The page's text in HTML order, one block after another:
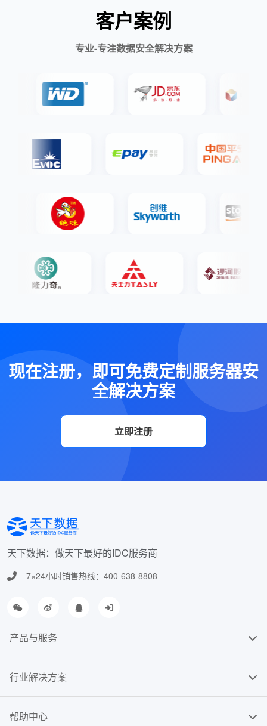
客户案例
专业-专注数据安全解决方案
现在注册，即可免费定制服务器安
全解决方案
立即注册
天下数据：做天下最好的IDC服务商
7×24小时销售热线：400-638-8808
产品与服务
行业解决方案
帮助中心